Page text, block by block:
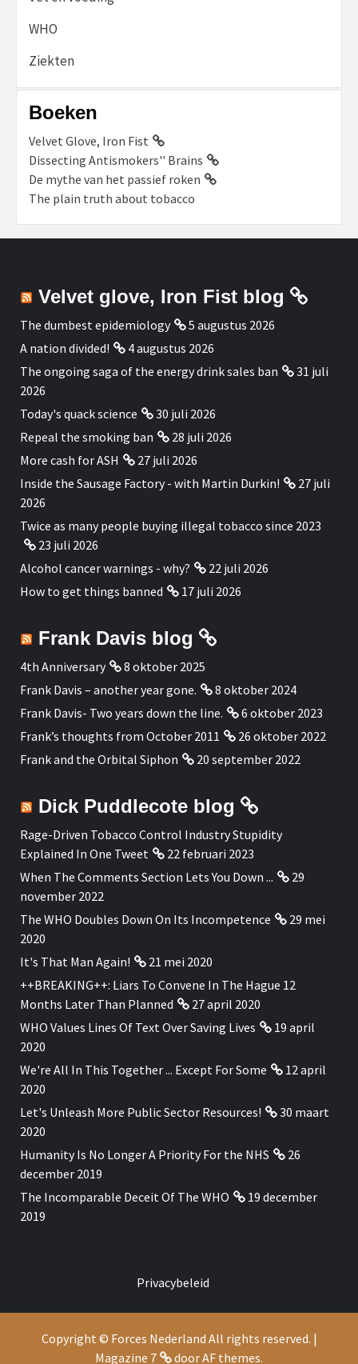
WHO
Ziekten
Boeken
Velvet Glove, Iron Fist
Dissecting Antismokers'' Brains
De mythe van het passief roken
The plain truth about tobacco
Velvet glove, Iron Fist blog
The dumbest epidemiology
5 augustus 2026
A nation divided!
4 augustus 2026
The ongoing saga of the energy drink sales ban
31 juli
2026
Today's quack science
30 juli 2026
Repeal the smoking ban
28 juli 2026
More cash for ASH
27 juli 2026
Inside the Sausage Factory - with Martin Durkin!
27 juli
2026
Twice as many people buying illegal tobacco since 2023
23 juli 2026
Alcohol cancer warnings - why?
22 juli 2026
How to get things banned
17 juli 2026
Frank Davis blog
4th Anniversary
8 oktober 2025
Frank Davis – another year gone.
8 oktober 2024
Frank Davis- Two years down the line.
6 oktober 2023
Frank’s thoughts from October 2011
26 oktober 2022
Frank and the Orbital Siphon
20 september 2022
Dick Puddlecote blog
Rage-Driven Tobacco Control Industry Stupidity
Explained In One Tweet
22 februari 2023
When The Comments Section Lets You Down ...
29
november 2022
The WHO Doubles Down On Its Incompetence
29 mei
2020
It's That Man Again!
21 mei 2020
++BREAKING++: Liars To Convene In The Hague 12
Months Later Than Planned
27 april 2020
WHO Values Lines Of Text Over Saving Lives
19 april
2020
We're All In This Together ... Except For Some
12 april
2020
Let's Unleash More Public Sector Resources!
30 maart
2020
Humanity Is No Longer A Priority For the NHS
26
december 2019
The Incomparable Deceit Of The WHO
19 december
2019
Privacybeleid
Copyright © Forces Nederland All rights reserved. |
Magazine 7
door AF themes.